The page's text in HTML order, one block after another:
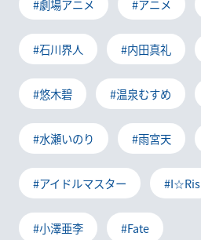
#劇場アニメ #アニメ
#石川界人 #内田真礼
#悠木碧 #温泉むすめ
#水瀬いのり #雨宮天
#アイドルマスター #I☆Ris
#小澤亜李 #Fate